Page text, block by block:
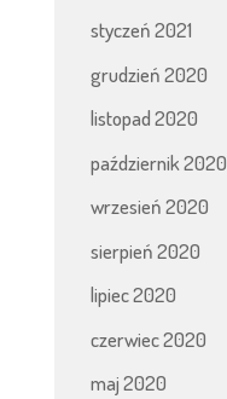
styczeń 2021
grudzień 2020
listopad 2020
październik 2020
wrzesień 2020
sierpień 2020
lipiec 2020
czerwiec 2020
maj 2020